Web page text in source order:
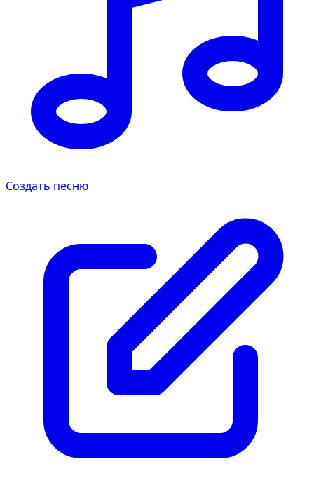
Создать песню